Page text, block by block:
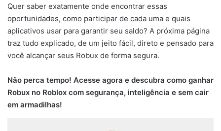
Quer saber exatamente onde encontrar essas
oportunidades, como participar de cada uma e quais
aplicativos usar para garantir seu saldo? A próxima página
traz tudo explicado, de um jeito fácil, direto e pensado para
você alcançar seus Robux de forma segura.
Não perca tempo! Acesse agora e descubra como ganhar
Robux no Roblox com segurança, inteligência e sem cair
em armadilhas!